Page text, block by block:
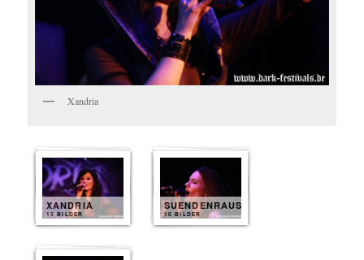
Xandria
XANDRIA
15 BILDER
SUENDENRAUSCH
10 BILDER